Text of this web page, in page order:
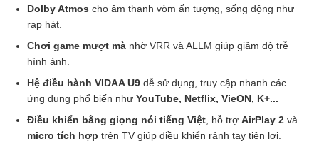
Dolby Atmos cho âm thanh vòm ấn tượng, sống động như
rạp hát.
Chơi game mượt mà nhờ VRR và ALLM giúp giảm độ trễ
hình ảnh.
Hệ điều hành VIDAA U9 dễ sử dụng, truy cập nhanh các
ứng dụng phổ biến như YouTube, Netflix, VieON, K+...
Điều khiển bằng giọng nói tiếng Việt , hỗ trợ AirPlay 2 và
micro tích hợp trên TV giúp điều khiển rảnh tay tiện lợi.